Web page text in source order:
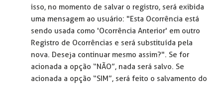
isso, no momento de salvar o registro, será exibida
uma mensagem ao usuário: "Esta Ocorrência está
sendo usada como 'Ocorrência Anterior' em outro
Registro de Ocorrências e será substituída pela
nova. Deseja continuar mesmo assim?". Se for
acionada a opção “NÃO”, nada será salvo. Se
acionada a opção “SIM”, será feito o salvamento do